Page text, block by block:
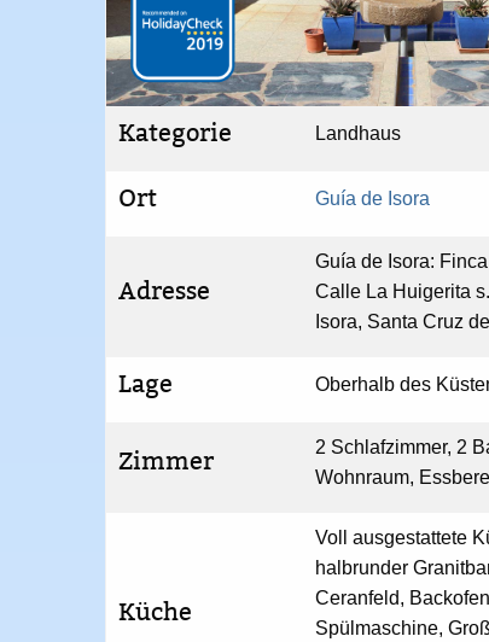
Kategorie Landhaus
Ort Guía de Isora
Adresse
Guía de Isora:
Calle La Huigerita
Isora, Santa Cruz
Lage Oberhalb des
Zimmer
2 Schlafzimmer, 2
Wohnraum,
Küche
Voll ausgestattete
halbrunder
Ceranfeld,
Spülmaschine,